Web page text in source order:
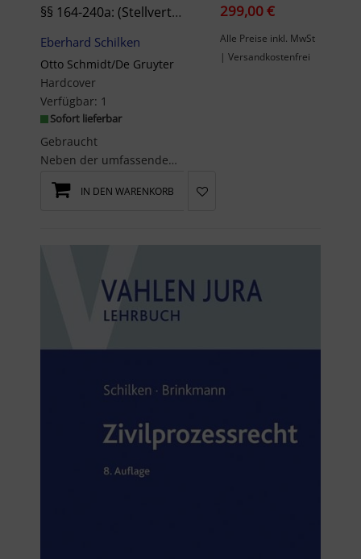
§§ 164-240a: (Stellvertretung, Zustimmung, Fristen, Verjährung, Selbsthilfe, Sicherheitsleistung) (J. Von Staudingers Kommentar Zum Bürgerlichen ... Und Nebengesetzen. Allgemeiner Teil)
Eberhard Schilken
Otto Schmidt/De Gruyter
Hardcover
Verfügbar: 1
Sofort lieferbar
Gebraucht
Neben der umfassenden Auswertung der aktuellen Rechtsprechung und Literatur zu den164-240 BGB...
299,00 €
Alle Preise inkl. MwSt
| Versandkostenfrei
IN DEN WARENKORB